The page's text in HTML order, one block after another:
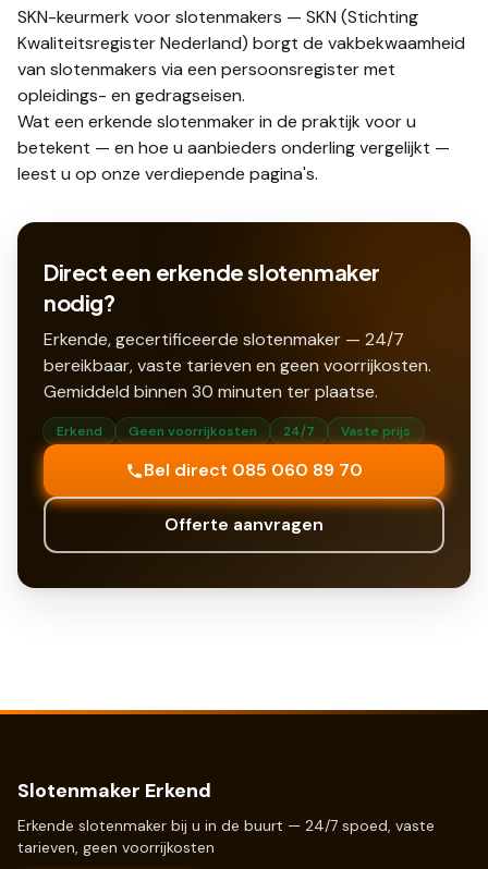
SKN-keurmerk voor slotenmakers — SKN (Stichting
Kwaliteitsregister Nederland) borgt de vakbekwaamheid
van slotenmakers via een persoonsregister met
opleidings- en gedragseisen.
Wat een erkende slotenmakerin de praktijk voor u
betekent — en hoe u aanbieders onderlingvergelijkt —
leest u op onze verdiepende pagina's.
Direct een erkende slotenmaker
nodig?
Erkende, gecertificeerde slotenmaker — 24/7
bereikbaar, vaste tarieven en geen voorrijkosten.
Gemiddeld binnen 30 minuten ter plaatse.
Erkend Geen voorrijkosten 24/7 Vaste prijs
Bel direct 085 060 89 70
Offerte aanvragen
Slotenmaker Erkend
Erkende slotenmaker bij u in de buurt — 24/7 spoed, vaste
tarieven, geen voorrijkosten